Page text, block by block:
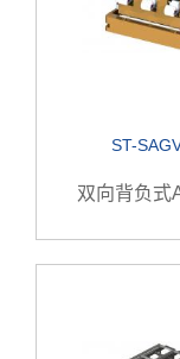
ST-
双向背负式